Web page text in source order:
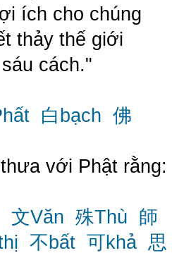
ích cho chúng
thảy thế giới
cách."
白bạch 佛
với Phật rằng:
文Văn 殊Thù 師
不bất 可khả 思